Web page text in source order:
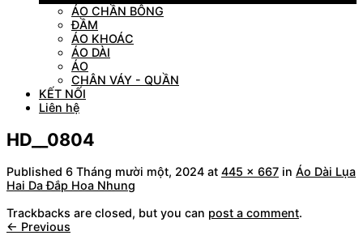
ÁO CHẦN BÔNG
ĐẦM
ÁO KHOÁC
ÁO DÀI
ÁO
CHÂN VÁY - QUẦN
KẾT NỐI
Liên hệ
HD__0804
Published 6 Tháng mười một, 2024 at 445 × 667 in Áo Dài Lụa
Hai Da Đắp Hoa Nhung
Trackbacks are closed, but you can post a comment.
← Previous